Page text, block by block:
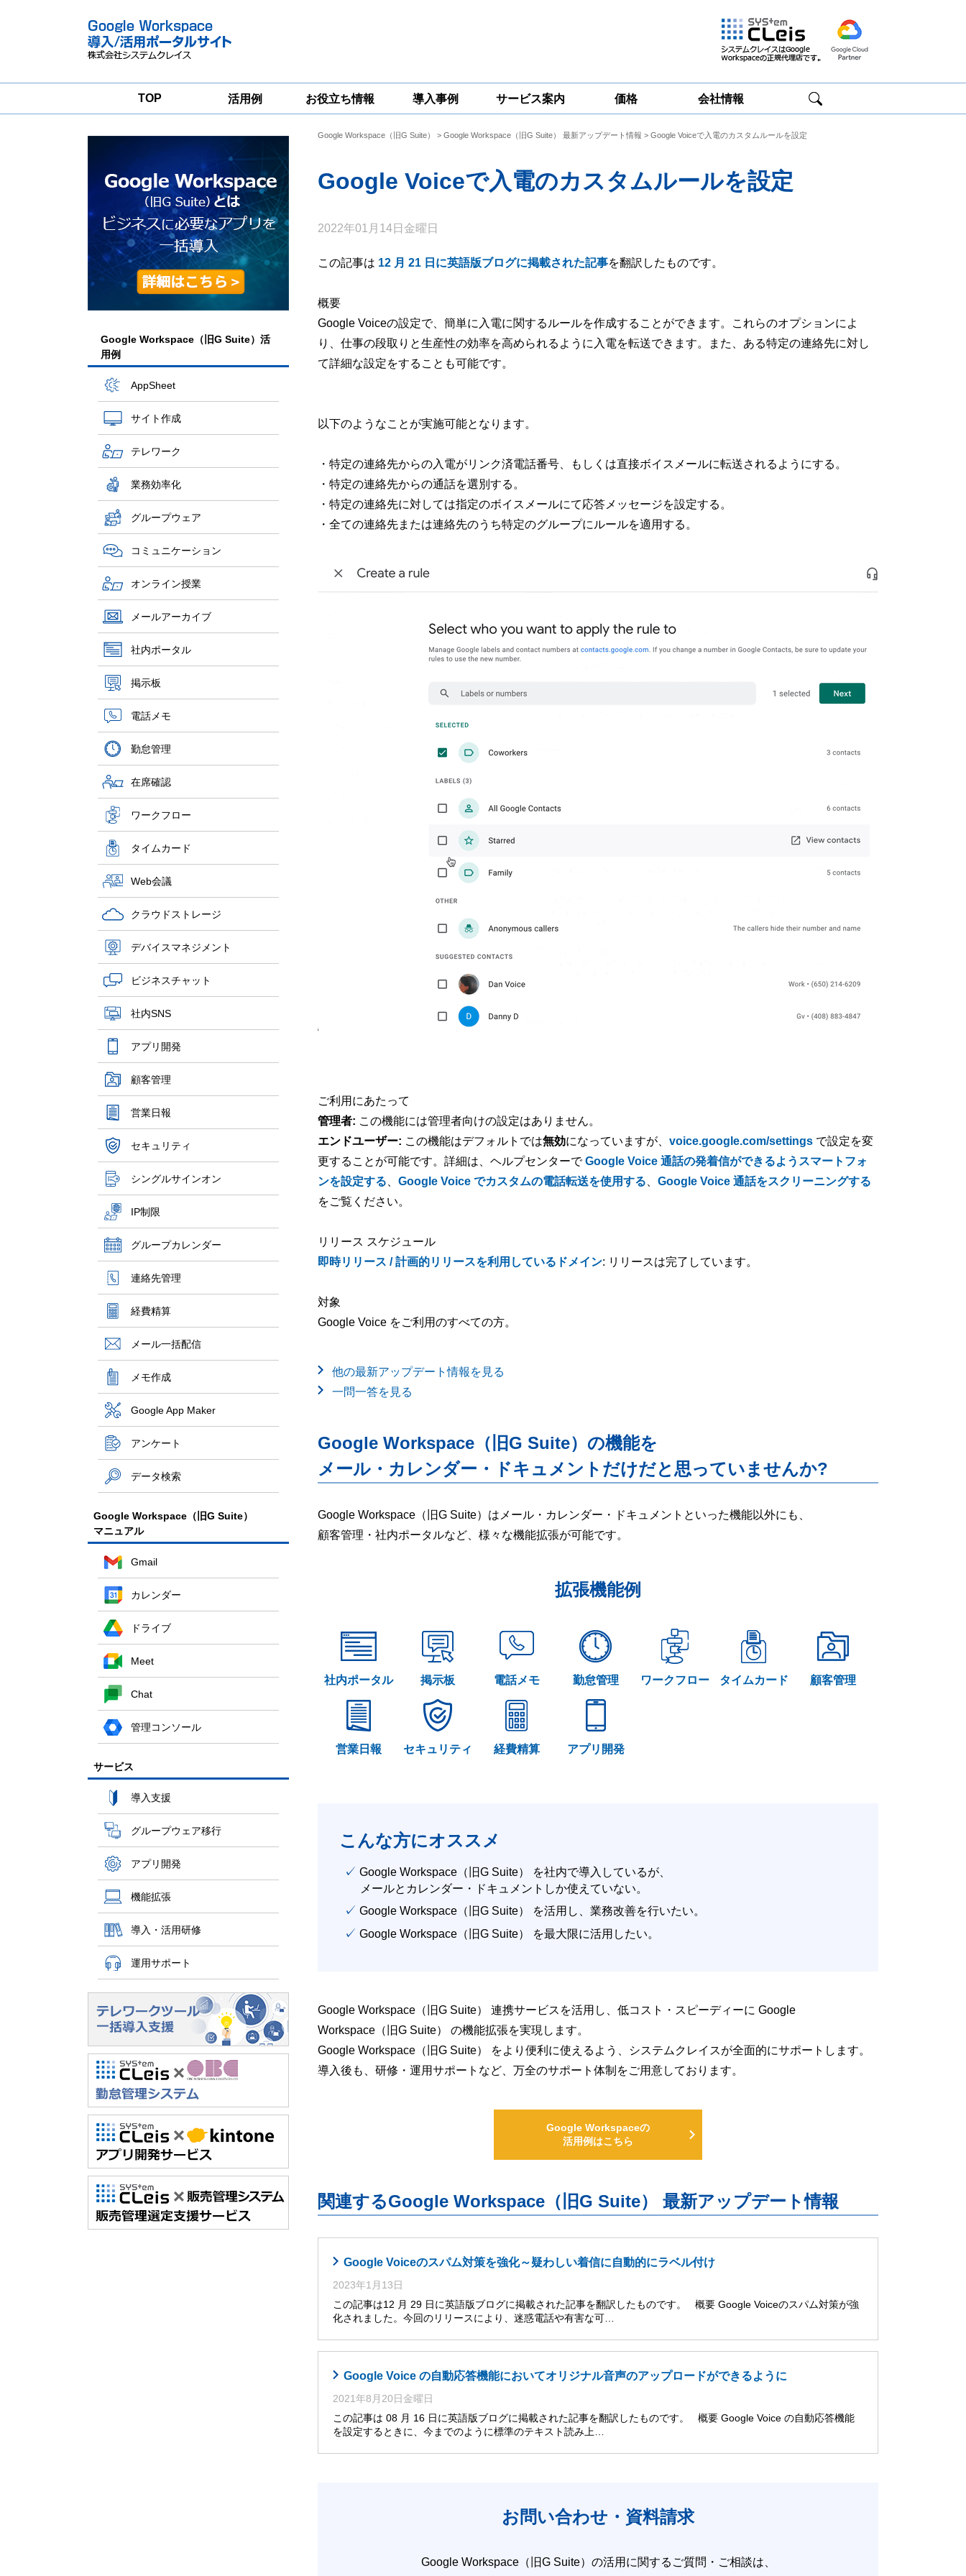
TOP 活用例 お役立ち情報
一問一答 コラム
導入事例 サービス案内
支援サービス
グループウェア
移行支援
Google
対策サービス
Google
Google
Google
Google
価格 会社情報
Google Workspace（旧G Suite）活
用例
AppSheet
サイト作成
テレワーク
業務効率化
グループウェア
コミュニケーション
オンライン授業
メールアーカイブ
社内ポータル
掲示板
電話メモ
勤怠管理
在席確認
ワークフロー
タイムカード
Web会議
クラウドストレージ
デバイスマネジメント
ビジネスチャット
社内SNS
アプリ開発
顧客管理
営業日報
セキュリティ
シングルサインオン
IP制限
グループカレンダー
連絡先管理
経費精算
メール一括配信
メモ作成
Google App Maker
アンケート
データ検索
Google Workspace（旧G Suite）
マニュアル
Gmail
カレンダー
ドライブ
Meet
Chat
管理コンソール
サービス
導入支援
グループウェア移行
アプリ開発
機能拡張
導入・活用研修
運用サポート
Google Workspace（旧G Suite） > Google Workspace（旧G Suite） 最新アップデート情報 > Google Voiceで入電のカスタムルールを設定
Google Voiceで入電のカスタムルールを設定
2022年01月14日金曜日
この記事は 12 月 21 日に英語版ブログに掲載された記事を翻訳したものです。
概要
Google Voiceの設定で、簡単に入電に関するルールを作成することができます。これらのオプションによ
り、仕事の段取りと生産性の効率を高められるように入電を転送できます。また、ある特定の連絡先に対し
て詳細な設定をすることも可能です。
以下のようなことが実施可能となります。
・特定の連絡先からの入電がリンク済電話番号、もしくは直接ボイスメールに転送されるようにする。
・特定の連絡先からの通話を選別する。
・特定の連絡先に対しては指定のボイスメールにて応答メッセージを設定する。
・全ての連絡先または連絡先のうち特定のグループにルールを適用する。
ご利用にあたって
管理者: この機能には管理者向けの設定はありません。
エンドユーザー: この機能はデフォルトでは無効になっていますが、 voice.google.com/settings で設定を変
更することが可能です。詳細は、ヘルプセンターでGoogle Voice 通話の発着信ができるようスマートフォ
ンを設定する
Google Voice でカスタムの電話転送を使用する
Google Voice 通話をスクリーニングする
をご覧ください。
リリース スケジュール
即時リリース / 計画的リリースを利用しているドメイン: リリースは完了しています。
対象
Google Voice をご利用のすべての方。
他の最新アップデート情報を見る
一問一答を見る
Google Workspace（旧G Suite）の機能を
メール・カレンダー・ドキュメントだけだと思っていませんか?
Google Workspace（旧G Suite）はメール・カレンダー・ドキュメントといった機能以外にも、
顧客管理・社内ポータルなど、様々な機能拡張が可能です。
拡張機能例
社内ポータル 掲示板 電話メモ 勤怠管理 ワークフロー タイムカード 顧客管理
営業日報 セキュリティ 経費精算 アプリ開発
こんな方にオススメ
✓ Google Workspace（旧G Suite） を社内で導入しているが、
メールとカレンダー・ドキュメントしか使えていない。
✓ Google Workspace（旧G Suite） を活用し、業務改善を行いたい。
✓ Google Workspace（旧G Suite） を最大限に活用したい。
Google Workspace（旧G Suite） 連携サービスを活用し、低コスト・スピーディーに Google
Workspace（旧G Suite） の機能拡張を実現します。
Google Workspace（旧G Suite） をより便利に使えるよう、システムクレイスが全面的にサポートします。
導入後も、研修・運用サポートなど、万全のサポート体制をご用意しております。
Google Workspaceの
活用例はこちら
関連するGoogle Workspace（旧G Suite） 最新アップデート情報
Google Voiceのスパム対策を強化～疑わしい着信に自動的にラベル付け
2023年1月13日
この記事は12 月 29 日に英語版ブログに掲載された記事を翻訳したものです。 概要 Google Voiceのスパム対策が強
化されました。今回のリリースにより、迷惑電話や有害な可…
Google Voice の自動応答機能においてオリジナル音声のアップロードができるように
2021年8月20日金曜日
この記事は 08 月 16 日に英語版ブログに掲載された記事を翻訳したものです。 概要 Google Voice の自動応答機能
を設定するときに、今までのように標準のテキスト読み上…
お問い合わせ・資料請求
Google Workspace（旧G Suite）の活用に関するご質問・ご相談は、